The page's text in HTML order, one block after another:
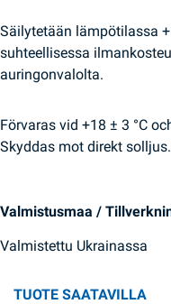
Säilytetään lämpötilassa
suhteellisessa
auringonvalolta.
Förvaras vid +18 ± 3 °C
Skyddas mot direkt solljus.
Valmistusmaa /
Valmistettu Ukrainassa
TUOTE SAATAVILLA